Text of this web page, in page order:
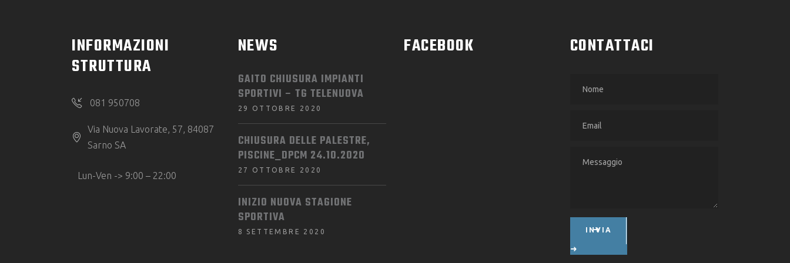
INFORMAZIONI
STRUTTURA
081 950708
Via Nuova Lavorate, 57, 84087
Sarno SA
Lun-Ven -> 9:00 – 22:00
NEWS
GAITO CHIUSURA IMPIANTI
SPORTIVI – TG TELENUOVA
29 OTTOBRE 2020
CHIUSURA DELLE PALESTRE,
PISCINE_DPCM 24.10.2020
27 OTTOBRE 2020
INIZIO NUOVA STAGIONE
SPORTIVA
8 SETTEMBRE 2020
FACEBOOK CONTATTACI
INVIA